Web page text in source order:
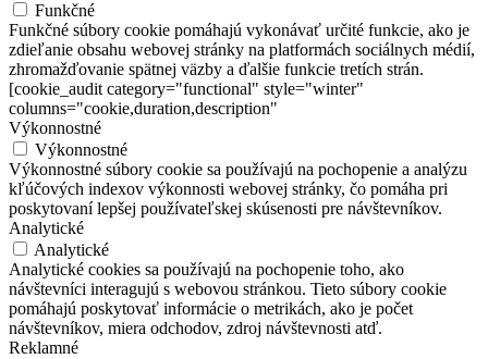
Funkčné
Funkčné súbory cookie pomáhajú vykonávať určité funkcie, ako je
zdieľanie obsahu webovej stránky na platformách sociálnych médií,
zhromažďovanie spätnej väzby a ďalšie funkcie tretích strán.
[cookie_audit category="functional" style="winter"
columns="cookie,duration,description"
Výkonnostné
Výkonnostné
Výkonnostné súbory cookie sa používajú na pochopenie a analýzu
kľúčových indexov výkonnosti webovej stránky, čo pomáha pri
poskytovaní lepšej používateľskej skúsenosti pre návštevníkov.
Analytické
Analytické
Analytické cookies sa používajú na pochopenie toho, ako
návštevníci interagujú s webovou stránkou. Tieto súbory cookie
pomáhajú poskytovať informácie o metrikách, ako je počet
návštevníkov, miera odchodov, zdroj návštevnosti atď.
Reklamné